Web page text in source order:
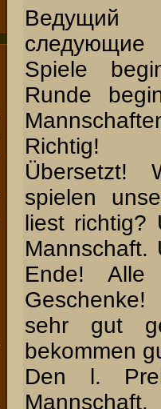
Spiele
Runde
Richtig!
Übersetzt!
spielen
liest richtig?
Mannschaft.
Ende! Alle
sehr gut
bekommen
Den l.